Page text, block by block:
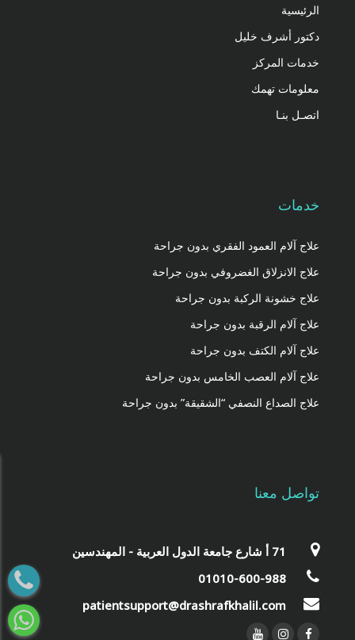
الرئيسية
دكتور أشرف خليل
خدمات المركز
معلومات تهمك
اتصـل بنـا
خدمات
علاج آلام العمود الفقري بدون جراحة
علاج الانزلاق الغضروفي بدون جراحة
علاج خشونة الركبة بدون جراحة
علاج آلام الرقبة بدون جراحة
علاج آلام الكتف بدون جراحة
علاج آلام العصب الخامس بدون جراحة
علاج الصداع النصفي “الشقيقة” بدون جراحة
تواصل معنا
‎71 أ شارع جامعة الدول العربية - المهندسين‎
01010-600-988
patientsupport@drashrafkhalil.com